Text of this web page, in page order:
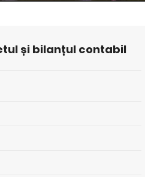
și bilanțul contabil